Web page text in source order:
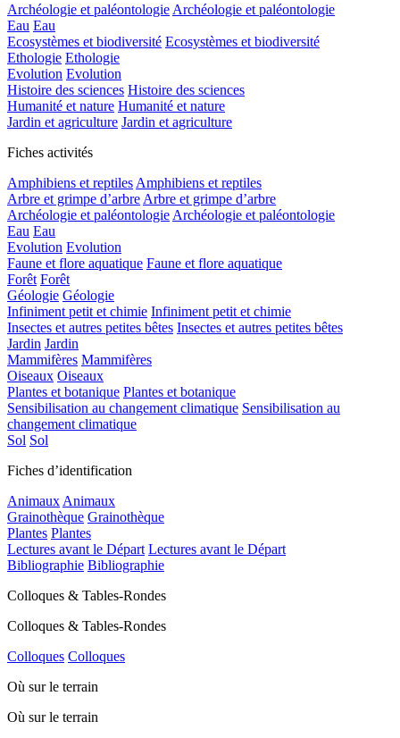
Archéologie et paléontologie Archéologie et paléontologie
Eau Eau
Ecosystèmes et biodiversité Ecosystèmes et biodiversité
Ethologie Ethologie
Evolution Evolution
Histoire des sciences Histoire des sciences
Humanité et nature Humanité et nature
Jardin et agriculture Jardin et agriculture
Fiches activités
Amphibiens et reptiles Amphibiens et reptiles
Arbre et grimpe d’arbre Arbre et grimpe d’arbre
Archéologie et paléontologie Archéologie et paléontologie
Eau Eau
Evolution Evolution
Faune et flore aquatique Faune et flore aquatique
Forêt Forêt
Géologie Géologie
Infiniment petit et chimie Infiniment petit et chimie
Insectes et autres petites bêtes Insectes et autres petites bêtes
Jardin Jardin
Mammifères Mammifères
Oiseaux Oiseaux
Plantes et botanique Plantes et botanique
Sensibilisation au changement climatique Sensibilisation au
changement climatique
Sol Sol
Fiches d’identification
Animaux Animaux
Grainothèque Grainothèque
Plantes Plantes
Lectures avant le Départ Lectures avant le Départ
Bibliographie Bibliographie
Colloques & Tables-Rondes
Colloques & Tables-Rondes
Colloques Colloques
Où sur le terrain
Où sur le terrain